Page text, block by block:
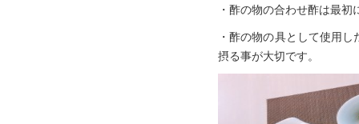
・酢の物の合わせ酢は最
・酢の物の具として使用
摂る事が大切です。